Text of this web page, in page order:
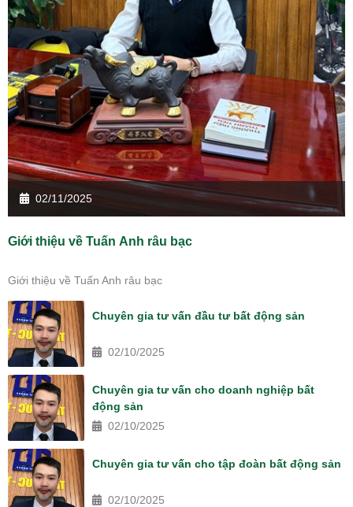
02/11/2025
Giới thiệu về Tuấn Anh râu bạc
Giới thiệu về Tuấn Anh râu bạc
Chuyên gia tư vấn đầu tư bất động sản
02/10/2025
Chuyên gia tư vấn cho doanh nghiệp bất
động sản
02/10/2025
Chuyên gia tư vấn cho tập đoàn bất động sản
02/10/2025